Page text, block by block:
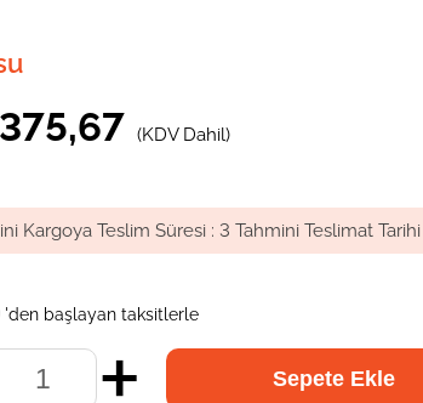
(KDV Dahil)
Kargoya Teslim Süresi : 3 Tahmini Teslimat Tarihi
'den başlayan taksitlerle